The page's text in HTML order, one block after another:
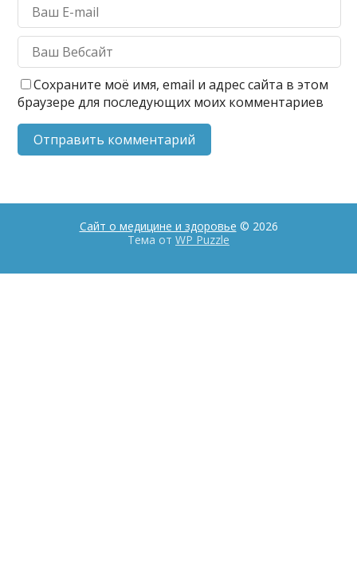
Сохраните моё имя, email и адрес сайта в этом
браузере для последующих моих комментариев
Сайт о медицине и здоровье © 2026
Тема от WP Puzzle